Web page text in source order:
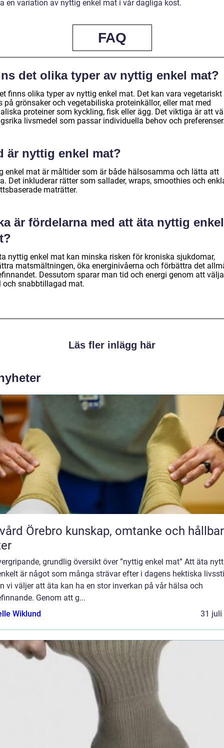
en variation av nyttig enkel mat i vår dagliga kost.
FAQ
det olika typer av nyttig enkel mat?
finns olika typer av nyttig enkel mat. Det kan vara vegetariskt
på grönsaker och vegetabiliska proteinkällor, eller mat med
proteiner som kyckling, fisk eller ägg. Det viktiga är att
livsmedel som passar individuella behov och
är nyttig enkel mat?
enkel mat är måltider som är både hälsosamma och lätta att
Det inkluderar rätter som sallader, wraps, smoothies och
maträtter.
är fördelarna med att äta nyttig enkel
nyttig enkel mat kan minska risken för kroniska sjukdomar,
matsmältningen, öka energinivåerna och förbättra det
Dessutom sparar man tid och energi genom att välja
och snabbtillagad mat.
Läs fler inlägg här
kunskap, omtanke och hållbara
grundlig översikt över ”nyttig enkel mat” Att äta
är något som många strävar efter i dagens hektiska
vi väljer att äta kan ha en stor inverkan på vår hälsa och
Genom att g...
Wiklund
31 juli